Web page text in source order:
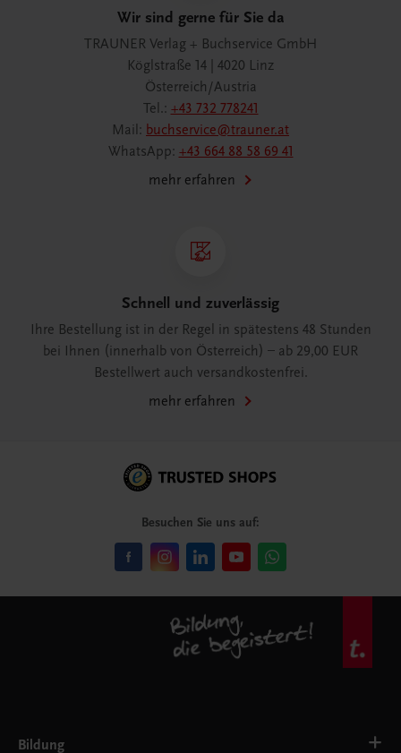
Wir sind gerne für Sie da
TRAUNER Verlag + Buchservice GmbH
Köglstraße 14 | 4020 Linz
Österreich/Austria
Tel.: +43 732 778241
Mail: buchservice@trauner.at
WhatsApp: +43 664 88 58 69 41
mehr erfahren
Schnell und zuverlässig
Ihre Bestellung ist in der Regel in spätestens 48 Stunden
bei Ihnen (innerhalb von Österreich) – ab 29,00 EUR
Bestellwert auch versandkostenfrei.
mehr erfahren
Besuchen Sie uns auf:
Bildung